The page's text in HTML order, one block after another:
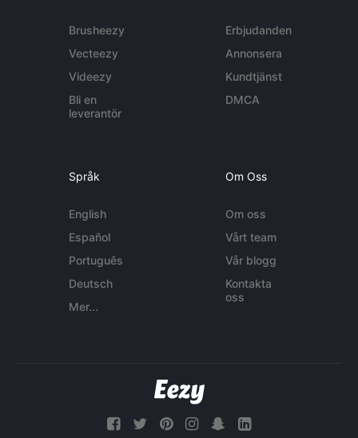
Brusheezy
Vecteezy
Videezy
Bli en
leverantör
Erbjudanden
Annonsera
Kundtjänst
DMCA
Språk
English
Español
Português
Deutsch
Mer...
Om Oss
Om oss
Vårt team
Vår blogg
Kontakta
oss